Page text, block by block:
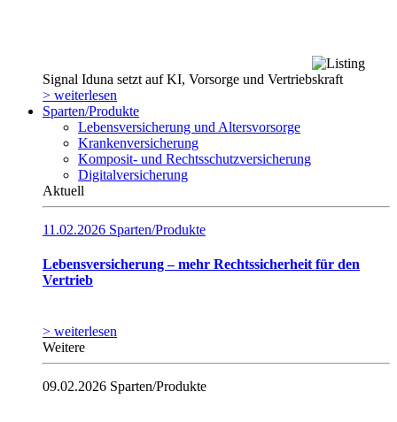
Signal Iduna setzt auf KI, Vorsorge und Vertriebskraft
> weiterlesen
Sparten/Produkte
Lebensversicherung und Altersvorsorge
Krankenversicherung
Komposit- und Rechtsschutzversicherung
Digitalversicherung
Aktuell
11.02.2026 Sparten/Produkte
Lebensversicherung – mehr Rechtssicherheit für den
Vertrieb
> weiterlesen
Weitere
09.02.2026 Sparten/Produkte